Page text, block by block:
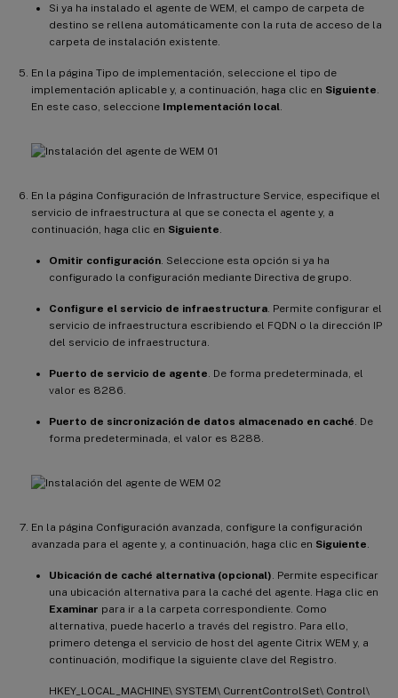
Si ya ha instalado el agente de WEM, el campo de carpeta de
destino se rellena automáticamente con la ruta de acceso de la
carpeta de instalación existente.
En la página Tipo de implementación, seleccione el tipo de
implementación aplicable y, a continuación, haga clic en Siguiente
En este caso, seleccione Implementación local
En la página Configuración de Infrastructure Service, especifique el
servicio de infraestructura al que se conecta el agente y, a
continuación, haga clic en Siguiente
Omitir configuración . Seleccione esta opción si ya ha
configurado la configuración mediante Directiva de grupo.
Configure el servicio de infraestructura . Permite configurar el
servicio de infraestructura escribiendo el FQDN o la dirección IP
del servicio de infraestructura.
Puerto de servicio de agente . De forma predeterminada, el
valor es 8286.
Puerto de sincronización de datos almacenado en caché . De
forma predeterminada, el valor es 8288.
En la página Configuración avanzada, configure la configuración
avanzada para el agente y, a continuación, haga clic en Siguiente
Ubicación de caché alternativa (opcional) . Permite especificar
una ubicación alternativa para la caché del agente. Haga clic en
Examinar para ir a la carpeta correspondiente. Como
alternativa, puede hacerlo a través del registro. Para ello,
primero detenga el servicio de host del agente Citrix WEM y, a
continuación, modifique la siguiente clave del Registro.
HKEY_LOCAL_MACHINE\ SYSTEM\ CurrentControlSet\ Control\